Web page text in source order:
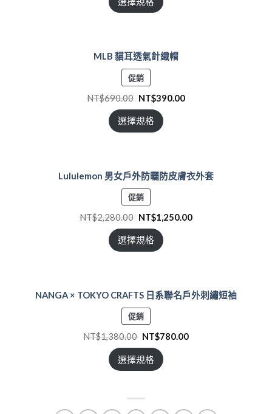
MLB 貓耳透氣針織帽
促銷特
價
商
NT$690.00 NT$390.00
選擇規格
Lululemon 男女戶外防曬防皮膚衣外套
促銷特
價
商
NT$2,280.00 NT$1,250.00
選擇規格
NANGA × TOKYO CRAFTS 日系聯名戶外刺繡短袖
促銷特
價
商
NT$1,380.00 NT$780.00
選擇規格